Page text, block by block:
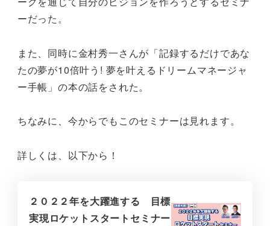
ーだった。
また、同時に金村秀一さんが「記録するだけであな
たの夢が10倍叶う! 夢を叶えるドリームマネージャ
ー手帳」の本の話をされた。
ちなみに、今からでもこのセミナーは見れます。
詳しくは、以下から！
２０２２年を大躍進する 目標
実現ロケットスタートセミナー